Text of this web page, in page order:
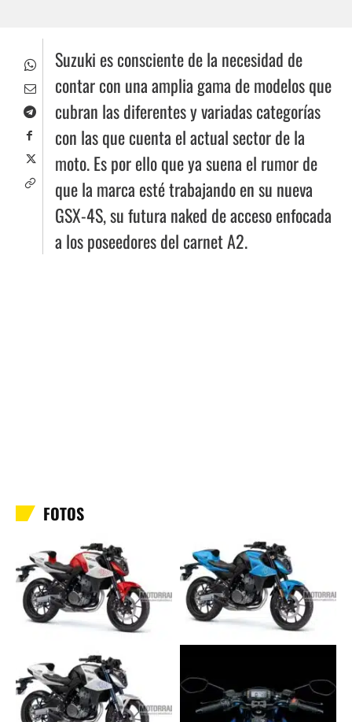
Suzuki es consciente de la necesidad de
contar con una amplia gama de modelos que
cubran las diferentes y variadas categorías
con las que cuenta el actual sector de la
moto. Es por ello que ya suena el rumor de
que la marca esté trabajando en su nueva
GSX-4S, su futura naked de acceso enfocada
a los poseedores del carnet A2.
FOTOS